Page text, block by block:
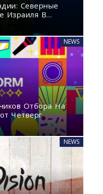
Северные
Израиля В
NEWS
Отбора На
Четверг
NEWS